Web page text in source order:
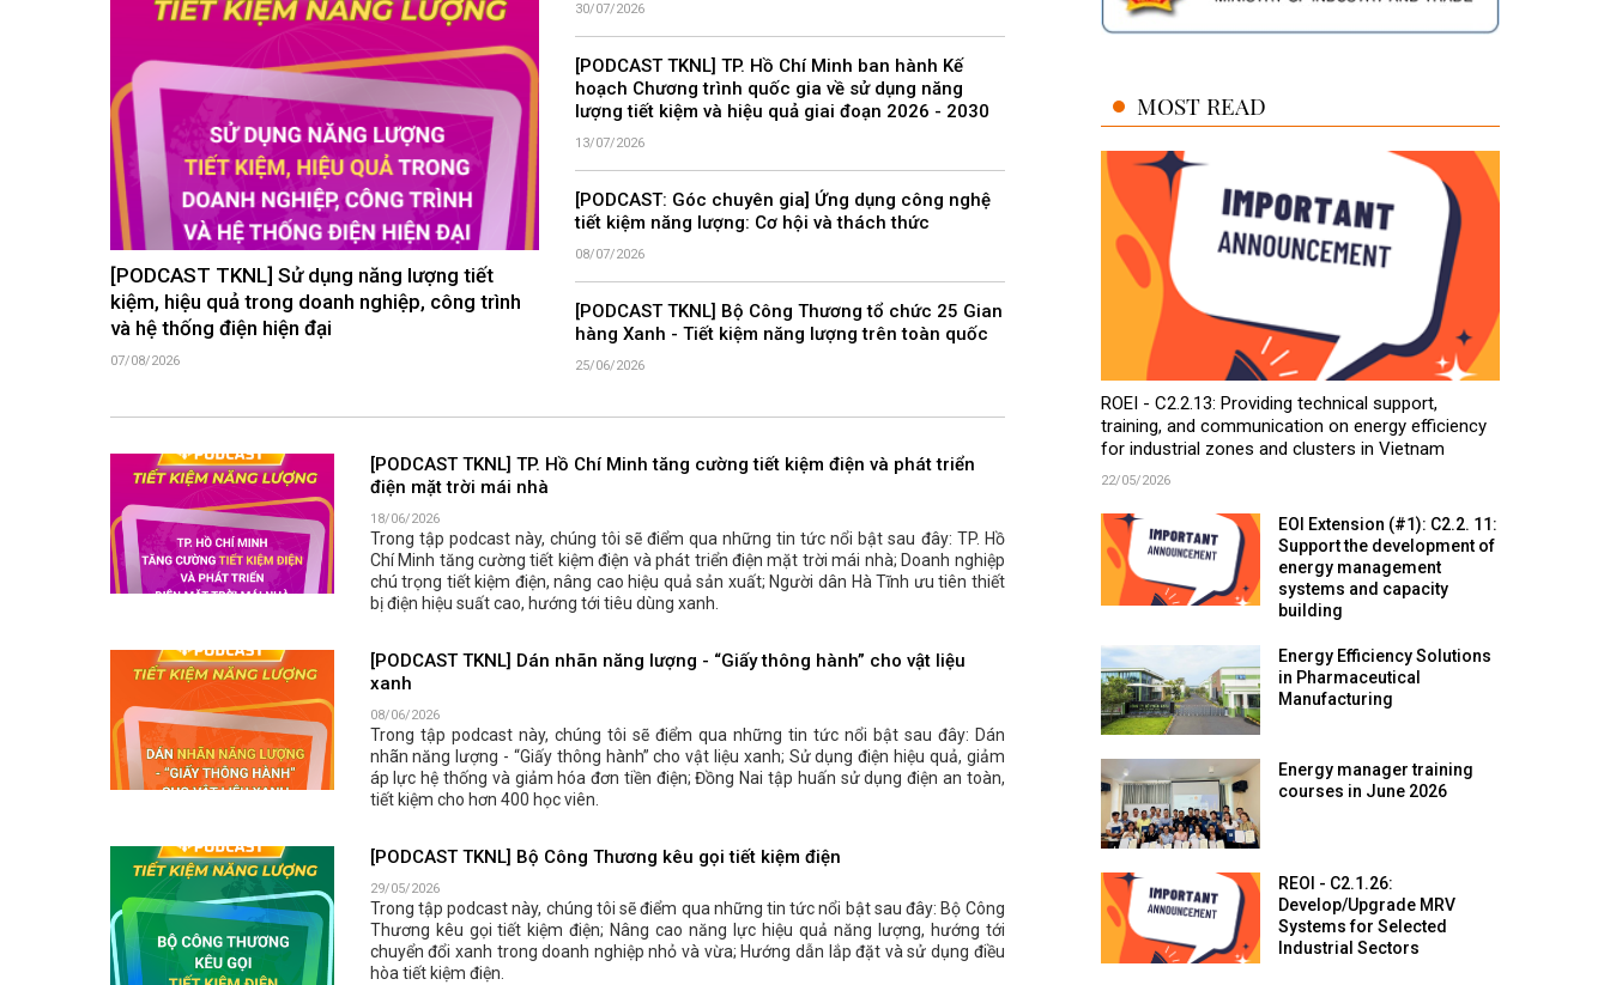
[PODCAST TKNL] Sử dụng năng lượng tiết
kiệm, hiệu quả trong doanh nghiệp, công trình
và hệ thống điện hiện đại
07/08/2026
30/07/2026
[PODCAST TKNL] TP. Hồ Chí Minh ban hành Kế
hoạch Chương trình quốc gia về sử dụng năng
lượng tiết kiệm và hiệu quả giai đoạn 2026 - 2030
13/07/2026
[PODCAST: Góc chuyên gia] Ứng dụng công nghệ
tiết kiệm năng lượng: Cơ hội và thách thức
08/07/2026
[PODCAST TKNL] Bộ Công Thương tổ chức 25 Gian
hàng Xanh - Tiết kiệm năng lượng trên toàn quốc
25/06/2026
[PODCAST TKNL] TP. Hồ Chí Minh tăng cường tiết kiệm điện và phát triển
điện mặt trời mái nhà
18/06/2026
Trong tập podcast này, chúng tôi sẽ điểm qua những tin tức nổi bật sau đây: TP. Hồ
Chí Minh tăng cường tiết kiệm điện và phát triển điện mặt trời mái nhà; Doanh nghiệp
chú trọng tiết kiệm điện, nâng cao hiệu quả sản xuất; Người dân Hà Tĩnh ưu tiên thiết
bị điện hiệu suất cao, hướng tới tiêu dùng xanh.
[PODCAST TKNL] Dán nhãn năng lượng - “Giấy thông hành” cho vật liệu
xanh
08/06/2026
Trong tập podcast này, chúng tôi sẽ điểm qua những tin tức nổi bật sau đây: Dán
nhãn năng lượng - “Giấy thông hành” cho vật liệu xanh; Sử dụng điện hiệu quả, giảm
áp lực hệ thống và giảm hóa đơn tiền điện; Đồng Nai tập huấn sử dụng điện an toàn,
tiết kiệm cho hơn 400 học viên.
[PODCAST TKNL] Bộ Công Thương kêu gọi tiết kiệm điện
29/05/2026
Trong tập podcast này, chúng tôi sẽ điểm qua những tin tức nổi bật sau đây: Bộ Công
Thương kêu gọi tiết kiệm điện; Nâng cao năng lực hiệu quả năng lượng, hướng tới
chuyển đổi xanh trong doanh nghiệp nhỏ và vừa; Hướng dẫn lắp đặt và sử dụng điều
hòa tiết kiệm điện.
MOST READ
ROEI - C2.2.13: Providing technical support,
training, and communication on energy efficiency
for industrial zones and clusters in Vietnam
22/05/2026
EOI Extension (#1): C2.2. 11:
Support the development of
energy management
systems and capacity
building
Energy Efficiency Solutions
in Pharmaceutical
Manufacturing
Energy manager training
courses in June 2026
REOI - C2.1.26:
Develop/Upgrade MRV
Systems for Selected
Industrial Sectors